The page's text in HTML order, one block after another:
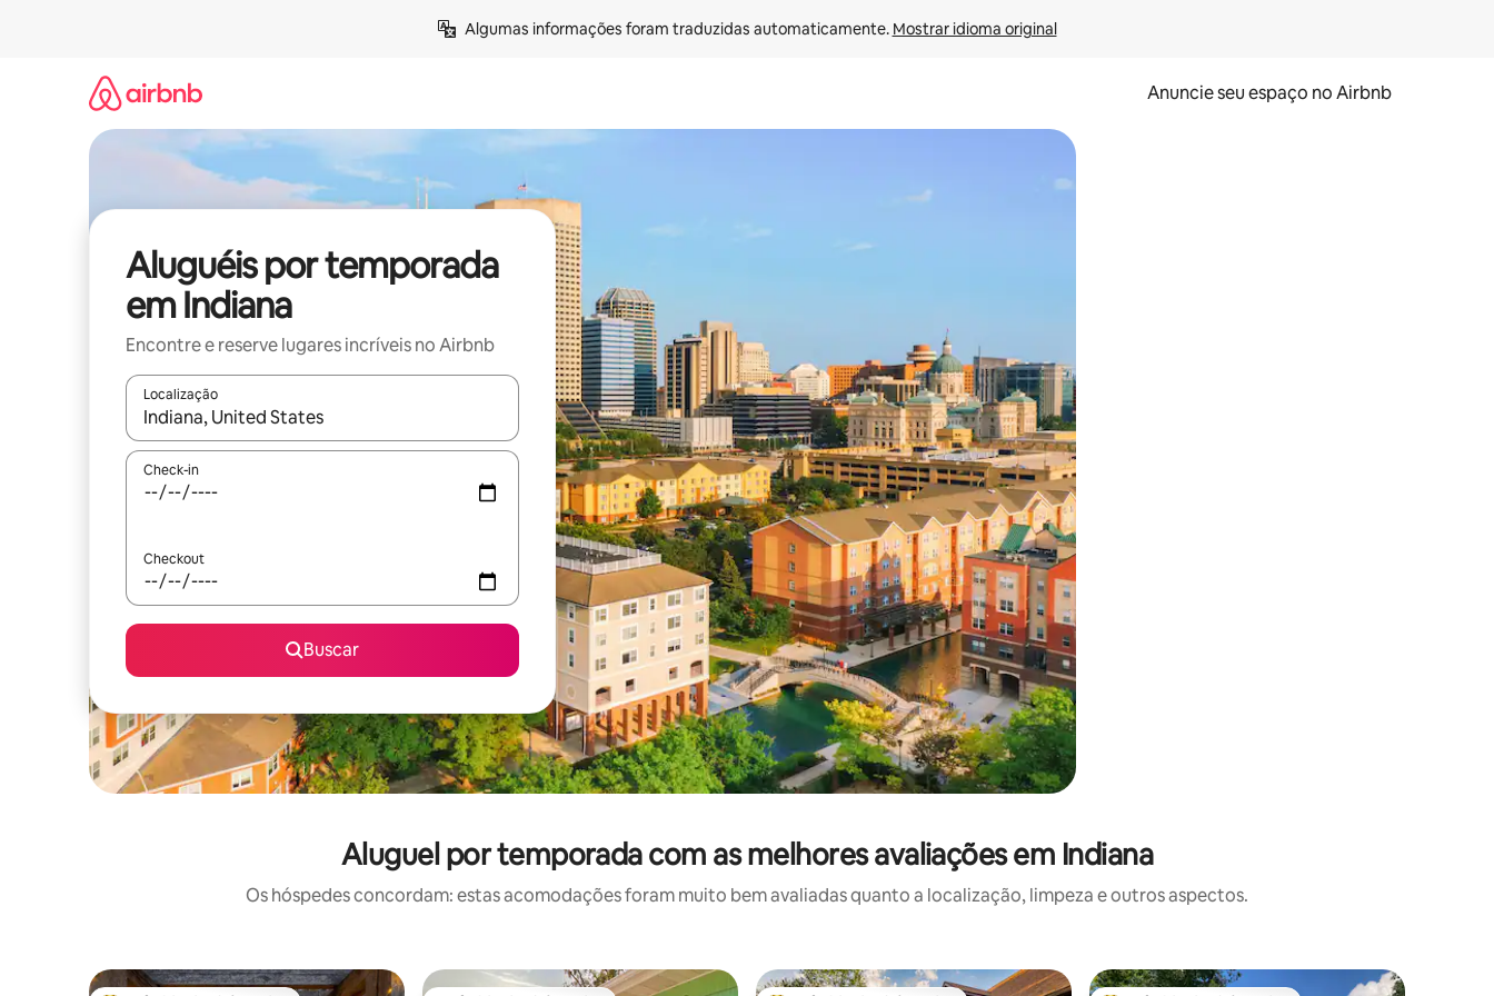
Algumas informações foram traduzidas automaticamente. Mostrar idioma original
Anuncie seu espaço no Airbnb
Aluguéis por temporada
em Indiana
Encontre e reserve lugares incríveis no Airbnb
Localização
Quando os resultados estiverem disponíveis, explore-os usando as seta para cima e para baixo do teclado ou tocando e deslizando o dedo na tela.
Check-in
Checkout
Buscar
Aluguel por temporada com as melhores avaliações em Indiana
Os hóspedes concordam: estas acomodações foram muito bem avaliadas quanto a localização, limpeza e outros aspectos.